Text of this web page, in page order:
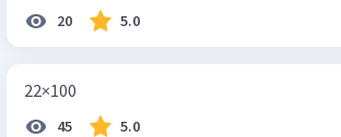
20 5.0
22×100
45 5.0